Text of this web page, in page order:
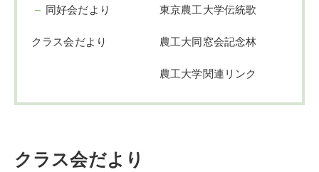
同好会だより
クラス会だより
東京農工大学伝統歌
農工大同窓会記念林
農工大学関連リンク
クラス会だより